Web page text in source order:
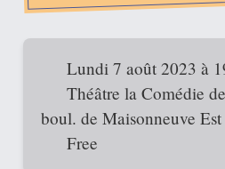
Lundi 7 août 2023 à
Théâtre la Comédie
boul. de Maisonneuve Est
Free